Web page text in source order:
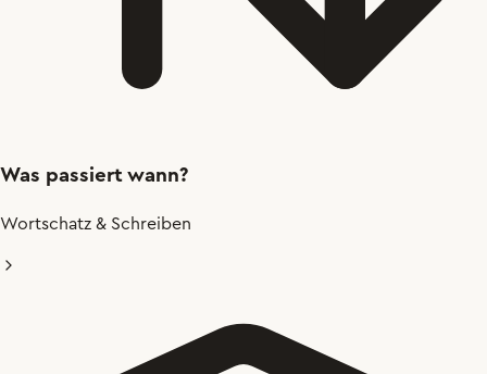
Was passiert wann?
Wortschatz & Schreiben